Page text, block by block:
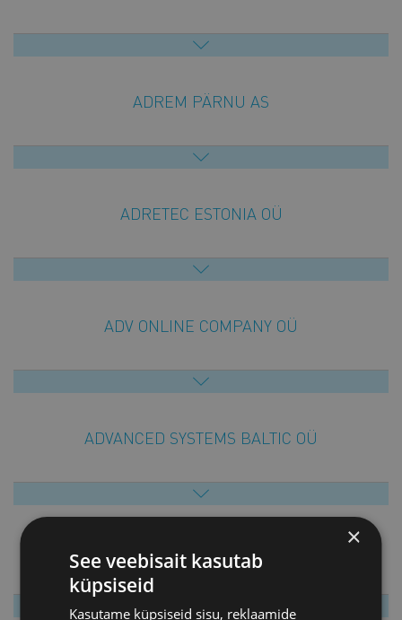
ADREM PÄRNU AS
ADRETEC ESTONIA OÜ
ADV ONLINE COMPANY OÜ
ADVANCED SYSTEMS BALTIC OÜ
ADVOKAADIBÜROO A. RATNIKOV & PARTNERS OÜ
×
See veebisait kasutab
küpsiseid
Kasutame küpsiseid sisu, reklaamide